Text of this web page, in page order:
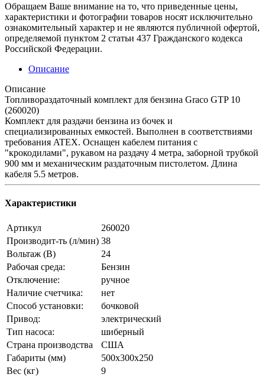
Обращаем Ваше внимание на то, что приведенные цены,
характеристики и фотографии товаров носят исключительно
ознакомительный характер и не являются публичной офертой,
определяемой пунктом 2 статьи 437 Гражданского кодекса
Российской Федерации.
Описание
Описание
Топливораздаточный комплект для бензина Graco GTP 10
(260020)
Комплект для раздачи бензина из бочек и
специализированных емкостей. Выполнен в соответствиями
требования ATEX. Оснащен кабелем питания с
"крокодилами", рукавом на раздачу 4 метра, заборной трубкой
900 мм и механическим раздаточным пистолетом. Длина
кабеля 5.5 метров.
Характеристики
Артикул
260020
Производит-ть (л/мин) 38
Вольтаж (В)
24
Рабочая среда:
Бензин
Отключение:
ручное
Наличие счетчика:
нет
Способ установки:
бочковой
Привод:
электрический
Тип насоса:
шиберный
Страна производства
США
Габариты (мм)
500х300х250
Вес (кг)
9